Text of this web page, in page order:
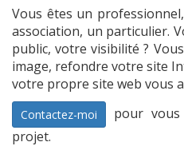
Vous êtes un
association, un particulier.
public, votre visibilité ?
image, refondre votre site
votre propre site web vous
Contactez-moi
pour vous
projet.